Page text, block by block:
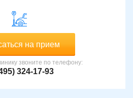
на прием
звоните по телефону:
324-17-93